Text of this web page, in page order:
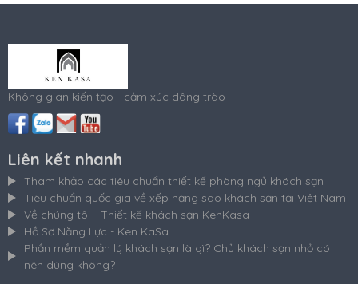
Không gian kiến tạo - cảm xúc dâng trào
Liên kết nhanh
Tham khảo các tiêu chuẩn thiết kế phòng ngủ khách sạn
Tiêu chuẩn quốc gia về xếp hạng sao khách sạn tại Việt Nam
Về chúng tôi - Thiết kế khách sạn KenKasa
Hồ Sơ Năng Lực - Ken KaSa
Phần mềm quản lý khách sạn là gì? Chủ khách sạn nhỏ có
nên dùng không?